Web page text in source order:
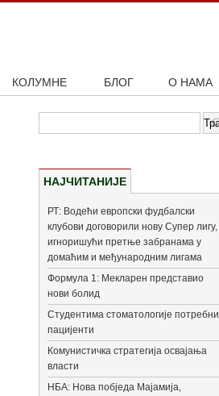
КОЛУМНЕ БЛОГ О НАМА
НАЈЧИТАНИЈЕ
РТ: Водећи европски фудбалски
клубови договорили нову Супер лигу,
игноришући претње забранама у
домаћим и међународним лигама
Формула 1: Мекларен представио
нови болид
Студентима стоматологије потребни
пацијенти
Комунистичка стратегија освајања
власти
НБА: Нова побједа Мајамија,